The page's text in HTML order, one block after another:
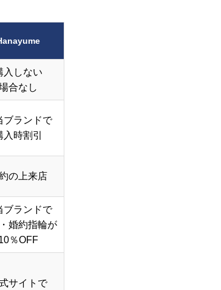
入しない
合なし
ブランドで
入時割引
の上来店
ブランドで
婚約指輪が
％OFF
サイトで